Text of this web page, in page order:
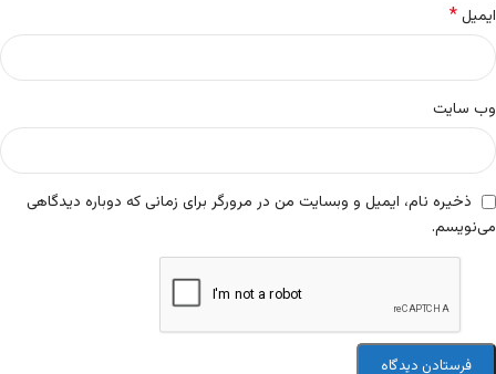
ایمیل*
وب‌ سایت
ذخیره نام، ایمیل و وبسایت من در مرورگر برای زمانی که دوباره دیدگاهی
می‌نویسم.